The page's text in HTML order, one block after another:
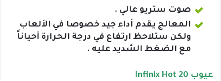
صوت ستريو عالي .
المعالج يقدم أداء جيد خصوصا في الألعاب
ولكن ستلاحظ ارتفاع في درجة الحرارة أحياناً
مع الضغط الشديد عليه .
عيوب Infinix Hot 20